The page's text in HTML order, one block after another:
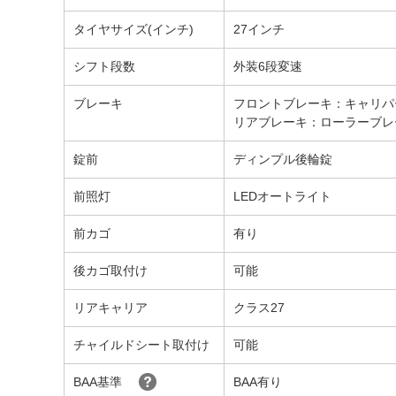
タイヤサイズ(インチ) 27インチ
シフト段数 外装6段変速
ブレーキ
フロントブレーキ：キャリ
リアブレーキ：ローラーブ
錠前 ディンプル後輪錠
前照灯 LEDオートライト
前カゴ 有り
後カゴ取付け 可能
リアキャリア クラス27
チャイルドシート取付け 可能
BAA基準 BAA有り